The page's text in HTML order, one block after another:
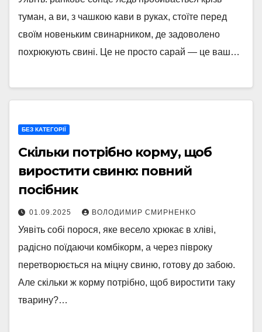
туман, а ви, з чашкою кави в руках, стоїте перед
своїм новеньким свинарником, де задоволено
похрюкують свині. Це не просто сарай — це ваш…
БЕЗ КАТЕГОРІЇ
Скільки потрібно корму, щоб
виростити свиню: повний
посібник
01.09.2025 ВОЛОДИМИР СМИРНЕНКО
Уявіть собі порося, яке весело хрюкає в хліві,
радісно поїдаючи комбікорм, а через півроку
перетворюється на міцну свиню, готову до забою.
Але скільки ж корму потрібно, щоб виростити таку
тварину?…